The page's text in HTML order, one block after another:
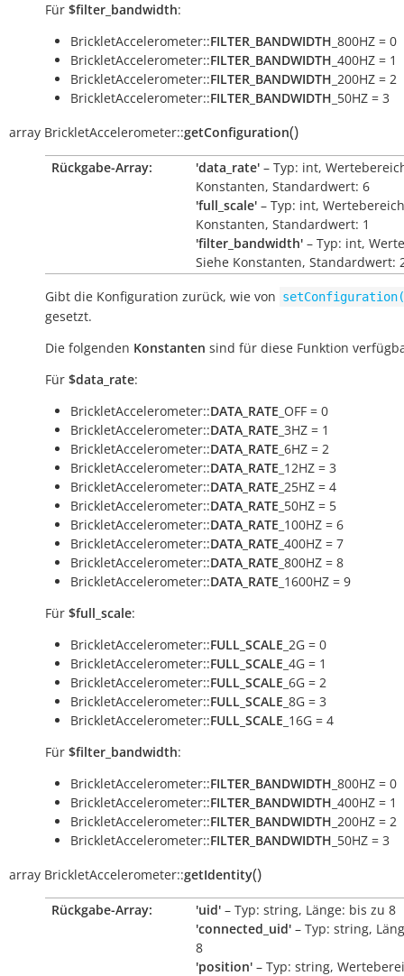
Für $filter_bandwidth:
BrickletAccelerometer::FILTER_BANDWIDTH _800HZ = 0
BrickletAccelerometer::FILTER_BANDWIDTH _400HZ = 1
BrickletAccelerometer::FILTER_BANDWIDTH _200HZ = 2
BrickletAccelerometer::FILTER_BANDWIDTH _50HZ = 3
array BrickletAccelerometer::getConfiguration()
Rückgabe-Array: 'data_rate' – Typ: int,
Konstanten, Standardwert: 6
'full_scale' – Typ: int,
Konstanten, Standardwert: 1
'filter_bandwidth' – Typ: int,
Siehe Konstanten, Standardwert:
Gibt die Konfiguration zurück, wie von
gesetzt.
Die folgenden Konstanten sind für diese Funktion
Für $data_rate:
BrickletAccelerometer::DATA_RATE _OFF = 0
BrickletAccelerometer::DATA_RATE _3HZ = 1
BrickletAccelerometer::DATA_RATE _6HZ = 2
BrickletAccelerometer::DATA_RATE _12HZ = 3
BrickletAccelerometer::DATA_RATE _25HZ = 4
BrickletAccelerometer::DATA_RATE _50HZ = 5
BrickletAccelerometer::DATA_RATE _100HZ = 6
BrickletAccelerometer::DATA_RATE _400HZ = 7
BrickletAccelerometer::DATA_RATE _800HZ = 8
BrickletAccelerometer::DATA_RATE _1600HZ = 9
Für $full_scale:
BrickletAccelerometer::FULL_SCALE _2G = 0
BrickletAccelerometer::FULL_SCALE _4G = 1
BrickletAccelerometer::FULL_SCALE _6G = 2
BrickletAccelerometer::FULL_SCALE _8G = 3
BrickletAccelerometer::FULL_SCALE _16G = 4
Für $filter_bandwidth:
BrickletAccelerometer::FILTER_BANDWIDTH _800HZ = 0
BrickletAccelerometer::FILTER_BANDWIDTH _400HZ = 1
BrickletAccelerometer::FILTER_BANDWIDTH _200HZ = 2
BrickletAccelerometer::FILTER_BANDWIDTH _50HZ = 3
array BrickletAccelerometer::getIdentity()
Rückgabe-Array: 'uid' – Typ: string, Länge: bis zu 8
'connected_uid' – Typ: string,
8
'position' – Typ: string,